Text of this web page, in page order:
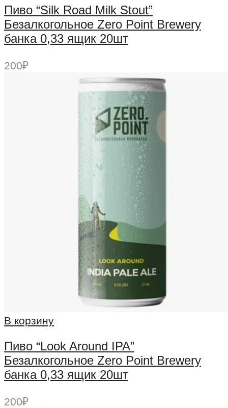
Пиво “Silk Road Milk Stout”
Безалкогольное Zero Point Brewery
банка 0,33 ящик 20шт
200₽
В корзину
Пиво “Look Around IPA”
Безалкогольное Zero Point Brewery
банка 0,33 ящик 20шт
200₽